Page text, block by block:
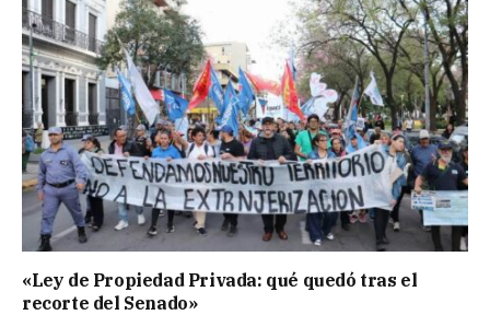
«Ley de Propiedad Privada: qué quedó tras el
recorte del Senado»